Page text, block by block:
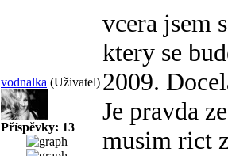
vodnalka (Uživatel)
Příspěvky: 13
vcera jsem
ktery se
2009.
Je pravda
musim rict